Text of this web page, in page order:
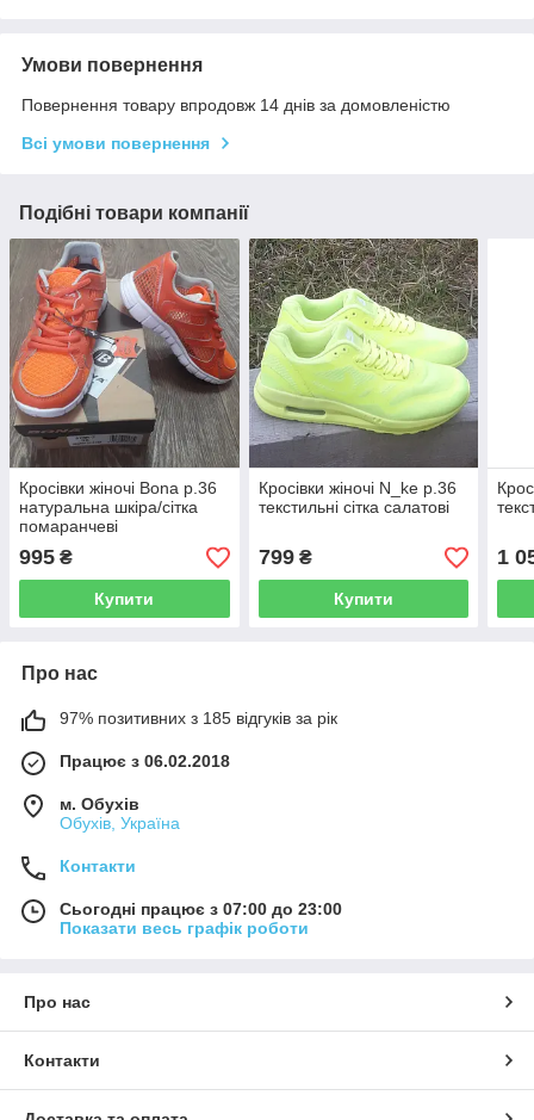
Умови повернення
Повернення товару впродовж 14 днів за домовленістю
Всі умови повернення
Подібні товари компанії
Кросівки жіночі Bona р.36
натуральна шкіра/сітка
помаранчеві
995 ₴
Купити
Кросівки жіночі N_ke р.36
текстильні сітка салатові
799₴
Купити
1
Про нас
97% позитивних з 185 відгуків за рік
Працює з 06.02.2018
м. Обухів
Обухів, Україна
Контакти
Сьогодні працює з 07:00 до 23:00
Показати весь графік роботи
Про нас
Контакти